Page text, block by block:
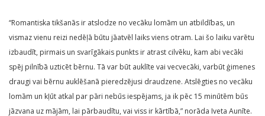
“Romantiska tikšanās ir atslodze no vecāku lomām un atbildības, un
vismaz vienu reizi nedēļā būtu jāatvēl laiks viens otram. Lai šo laiku varētu
izbaudīt, pirmais un svarīgākais punkts ir atrast cilvēku, kam abi vecāki
spēj pilnībā uzticēt bērnu. Tā var būt auklīte vai vecvecāki, varbūt ģimenes
draugi vai bērnu auklēšanā pieredzējusi draudzene. Atslēgties no vecāku
lomām un kļūt atkal par pāri nebūs iespējams, ja ik pēc 15 minūtēm būs
jāzvana uz mājām, lai pārbaudītu, vai viss ir kārtībā,” norāda Iveta Aunīte.